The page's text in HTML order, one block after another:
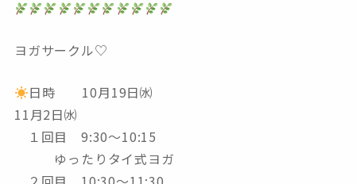
ヨガサークル♡
日時 10月19日㈬
11月2日㈬
１回目 9:30〜10:15
ゆったりタイ式ヨガ